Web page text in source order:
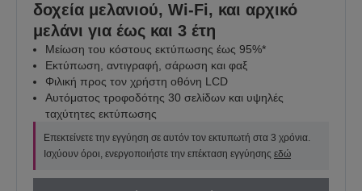
δοχεία μελανιού, Wi-Fi, και αρχικό
μελάνι για έως και 3 έτη
Μείωση του κόστους εκτύπωσης έως 95%*
Εκτύπωση, αντιγραφή, σάρωση και φαξ
Φιλική προς τον χρήστη οθόνη LCD
Αυτόματος τροφοδότης 30 σελίδων και υψηλές
ταχύτητες εκτύπωσης
Επεκτείνετε την εγγύηση σε αυτόν τον εκτυπωτή στα 3 χρόνια.
Ισχύουν όροι, ενεργοποιήστε την επέκταση εγγύησης εδώ